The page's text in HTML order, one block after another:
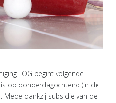
TOG begint volgende
op donderdagochtend (in de
Mede dankzij subsidie van de